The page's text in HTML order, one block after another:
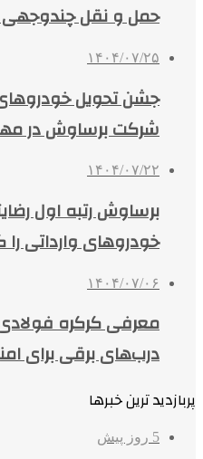
حمل و نقل چندوجهی
۱۴۰۴/۰۷/۲۵
جشن تحویل
شرکت برساوش در
۱۴۰۴/۰۷/۲۲
برساوش رتبه اول
خودروهای وارداتی
۱۴۰۴/۰۷/۰۶
درب‌های برقی برای
پربازدید ترین خبرها
5 روز پیش